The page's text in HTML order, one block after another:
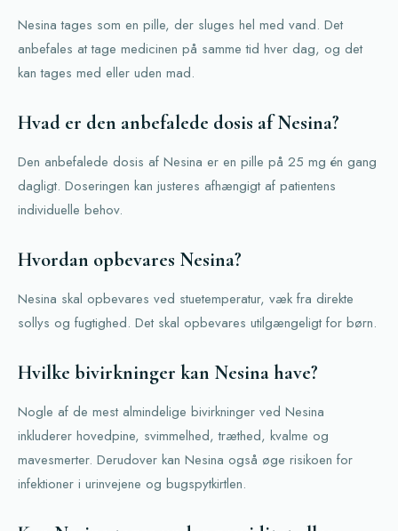
Nesina tages som en pille, der sluges hel med vand. Det
anbefales at tage medicinen på samme tid hver dag, og det
kan tages med eller uden mad.
Hvad er den anbefalede dosis af Nesina?
Den anbefalede dosis af Nesina er en pille på 25 mg én gang
dagligt. Doseringen kan justeres afhængigt af patientens
individuelle behov.
Hvordan opbevares Nesina?
Nesina skal opbevares ved stuetemperatur, væk fra direkte
sollys og fugtighed. Det skal opbevares utilgængeligt for børn.
Hvilke bivirkninger kan Nesina have?
Nogle af de mest almindelige bivirkninger ved Nesina
inkluderer hovedpine, svimmelhed, træthed, kvalme og
mavesmerter. Derudover kan Nesina også øge risikoen for
infektioner i urinvejene og bugspytkirtlen.